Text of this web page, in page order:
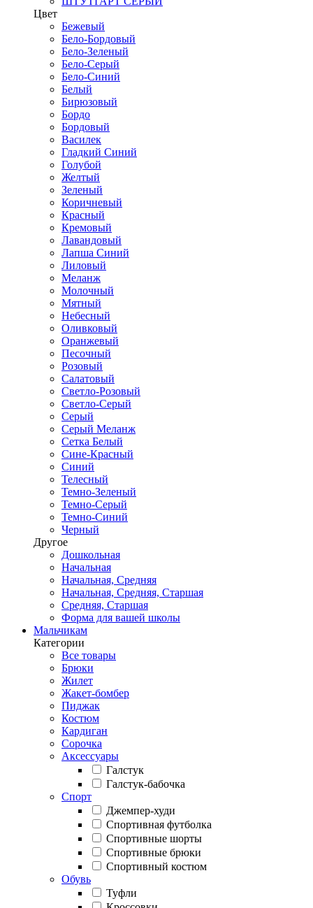
Цвет
Бежевый
Бело-Бордовый
Бело-Зеленый
Бело-Серый
Бело-Синий
Белый
Бирюзовый
Бордо
Бордовый
Василек
Гладкий Синий
Голубой
Желтый
Зеленый
Коричневый
Красный
Кремовый
Лавандовый
Лапша Синий
Лиловый
Меланж
Молочный
Мятный
Небесный
Оливковый
Оранжевый
Песочный
Розовый
Салатовый
Светло-Розовый
Светло-Серый
Серый
Серый Меланж
Сетка Белый
Сине-Красный
Синий
Телесный
Темно-Зеленый
Темно-Серый
Темно-Синий
Черный
Другое
Дошкольная
Начальная
Начальная, Средняя
Начальная, Средняя, Старшая
Средняя, Старшая
Форма для вашей школы
Мальчикам
Категории
Все товары
Брюки
Жилет
Жакет-бомбер
Пиджак
Костюм
Кардиган
Сорочка
Аксессуары
Галстук
Галстук-бабочка
Спорт
Джемпер-худи
Спортивная футболка
Спортивные шорты
Спортивные брюки
Спортивный костюм
Обувь
Туфли